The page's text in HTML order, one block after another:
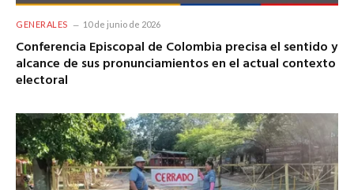
GENERALES 10 de junio de 2026
Conferencia Episcopal de Colombia precisa el sentido y
alcance de sus pronunciamientos en el actual contexto
electoral